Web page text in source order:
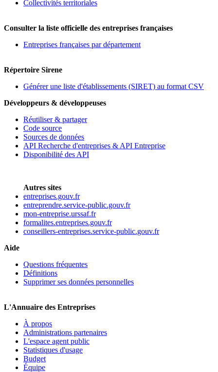
Collectivités territoriales
Consulter la liste officielle des entreprises françaises
Entreprises françaises par département
Répertoire Sirene
Générer une liste d'établissements (SIRET) au format CSV
Développeurs & développeuses
Réutiliser & partager
Code source
Sources de données
API Recherche d'entreprises & API Entreprise
Disponibilité des API
Autres sites
entreprises.gouv.fr
entreprendre.service-public.gouv.fr
mon-entreprise.urssaf.fr
formalites.entreprises.gouv.fr
conseillers-entreprises.service-public.gouv.fr
Aide
Questions fréquentes
Définitions
Supprimer ses données personnelles
L'Annuaire des Entreprises
À propos
Administrations partenaires
L'espace agent public
Statistiques d'usage
Budget
Équipe